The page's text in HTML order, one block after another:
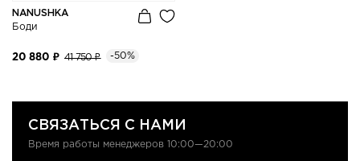
NANUSHKA
Боди
20 880 ₽ 41 750 ₽ -50%
СВЯЗАТЬСЯ С НАМИ
Время работы менеджеров 10:00—20:00